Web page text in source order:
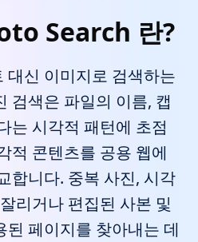
Search 란?
대신 이미지로 검색하는
검색은 파일의 이름, 캡
는 시각적 패턴에 초점
적 콘텐츠를 공용 웹에
합니다. 중복 사진, 시각
리거나 편집된 사본 및
페이지를 찾아내는 데